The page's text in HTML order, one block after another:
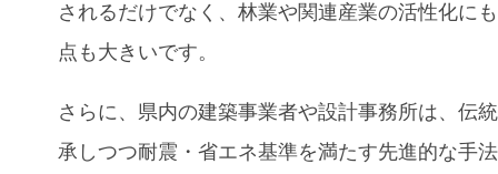
されるだけでなく、林業や関連産業の活性化に
点も大きいです。
さらに、県内の建築事業者や設計事務所は、伝
承しつつ耐震・省エネ基準を満たす先進的な手